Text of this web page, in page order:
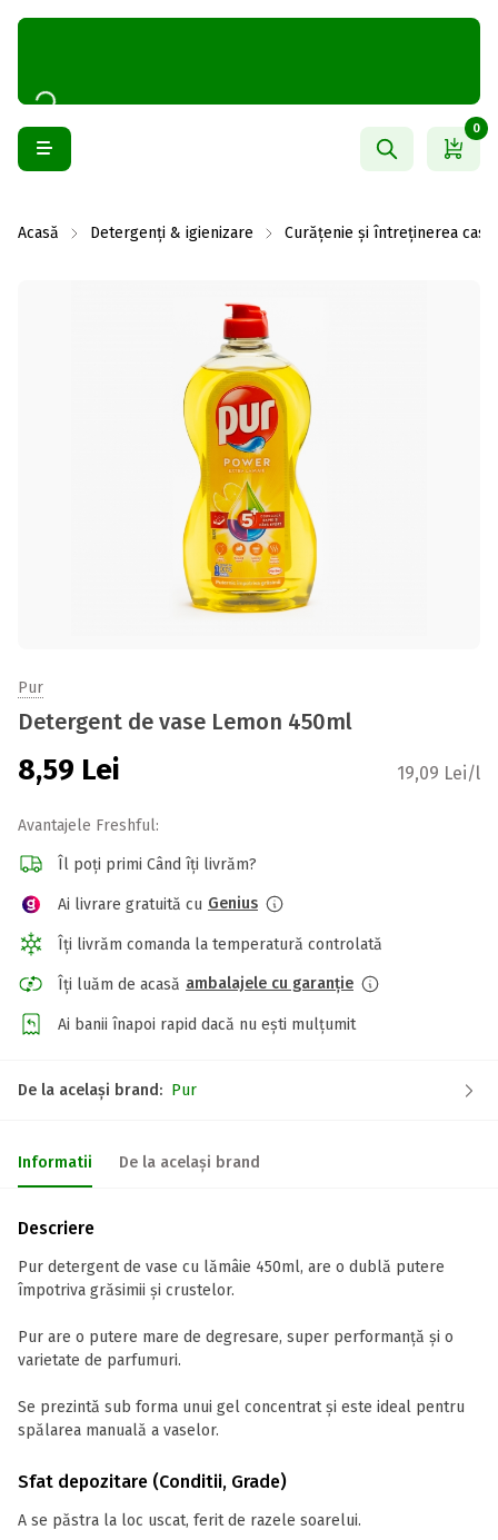
0
Acasă Detergenți & igienizare Curățenie și întreținerea casei
Pur
Detergent de vase Lemon 450ml
8,59 Lei 19,09 Lei/l
Avantajele Freshful:
Îl poți primi Când îți livrăm?
Ai livrare gratuită cu Genius
Îți livrăm comanda la temperatură controlată
Îți luăm de acasă ambalajele cu garanție
Ai banii înapoi rapid dacă nu ești mulțumit
De la același brand: Pur
Informatii De la același brand
Descriere
Pur detergent de vase cu lămâie 450ml, are o dublă putere
împotriva grăsimii și crustelor.
Pur are o putere mare de degresare, super performanță și o
varietate de parfumuri.
Se prezintă sub forma unui gel concentrat și este ideal pentru
spălarea manuală a vaselor.
Sfat depozitare (Conditii, Grade)
A se păstra la loc uscat, ferit de razele soarelui.